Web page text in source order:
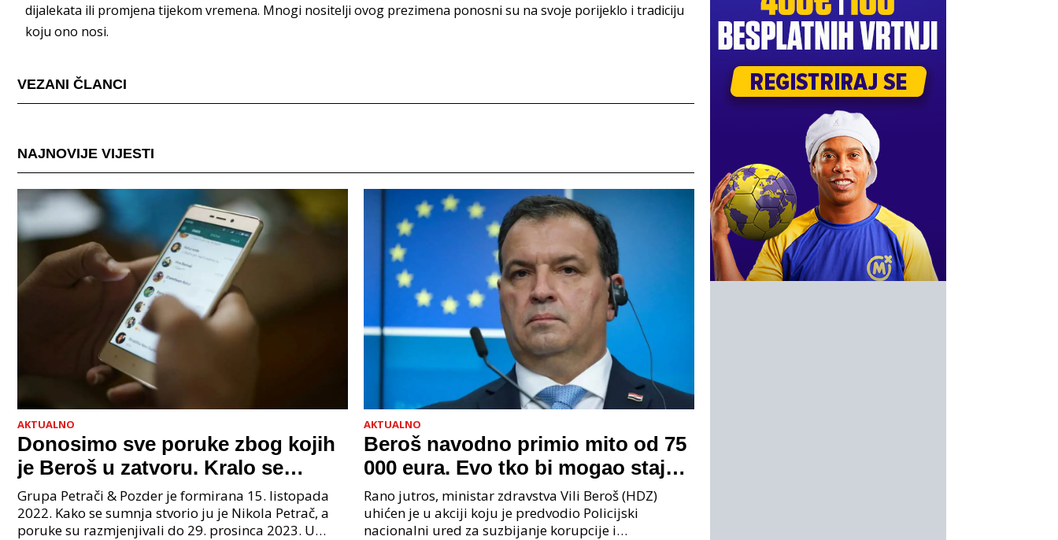
dijalekata ili promjena tijekom vremena. Mnogi nositelji ovog prezimena ponosni su na svoje porijeklo i tradiciju
koju ono nosi.
VEZANI ČLANCI
NAJNOVIJE VIJESTI
AKTUALNO
Donosimo sve poruke zbog kojih
je Beroš u zatvoru. Kralo se
godinama. Tko će iz vlade biti
sljedeći uhićen?
Grupa Petrači & Pozder je formirana 15. listopada
2022. Kako se sumnja stvorio ju je Nikola Petrač, a
poruke su razmjenjivali do 29. prosinca 2023. U
AKTUALNO
Beroš navodno primio mito od 75
000 eura. Evo tko bi mogao stajati
na čelu zločinačkog udruženja
Rano jutros, ministar zdravstva Vili Beroš (HDZ)
uhićen je u akciji koju je predvodio Policijski
nacionalni ured za suzbijanje korupcije i